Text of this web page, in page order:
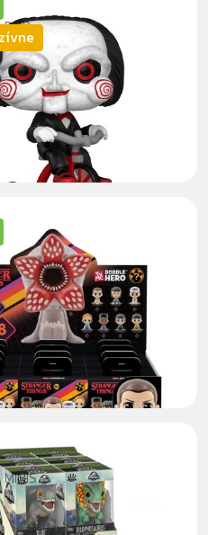
POP
TRICYCLE
THINGS BOBBLE
WORLD - MINIS